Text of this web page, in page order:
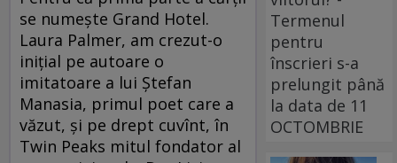
se numește Grand Hotel.
Laura Palmer, am crezut-o
inițial pe autoare o
imitatoare a lui Ștefan
Manasia, primul poet care a
văzut, și pe drept cuvînt, în
Twin Peaks mitul fondator al
Termenul
pentru
înscrieri s-a
prelungit până
la data de 11
OCTOMBRIE